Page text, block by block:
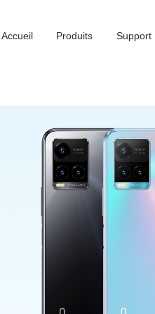
Accueil Produits Support